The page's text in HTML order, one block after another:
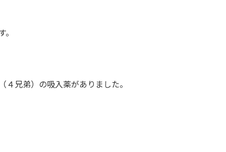
兄弟）の吸入薬がありました。